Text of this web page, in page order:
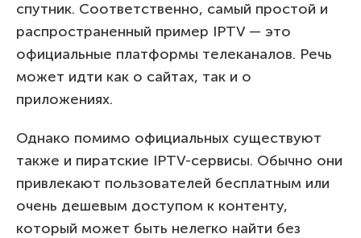
спутник. Соответственно, самый простой и
распространенный пример IPTV — это
официальные платформы телеканалов. Речь
может идти как о сайтах, так и о
приложениях.
Однако помимо официальных существуют
также и пиратские IPTV-сервисы. Обычно они
привлекают пользователей бесплатным или
очень дешевым доступом к контенту,
который может быть нелегко найти без